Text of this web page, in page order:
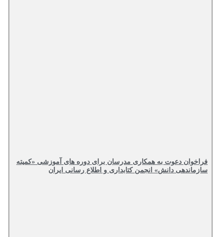
فراخوان دعوت به همکاری مدرسان برای دوره های آموزشی «کمیته
سازماندهی دانش» انجمن کتابداری و اطلاع رسانی ایران